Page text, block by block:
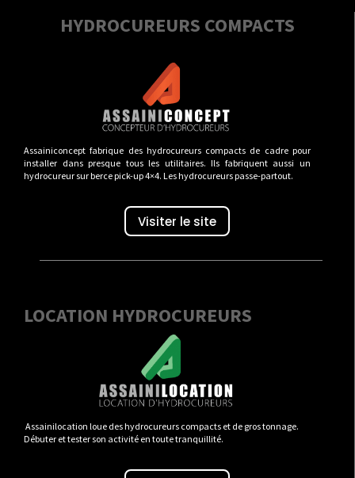
HYDROCUREURS COMPACTS
Assainiconcept fabrique des hydrocureurs compacts de cadre pour
installer dans presque tous les utilitaires. Ils fabriquent aussi un
hydrocureur sur berce pick-up 4×4. Les hydrocureurs passe-partout.
Visiter le site
LOCATION HYDROCUREURS
Assainilocation loue des hydrocureurs compacts et de gros tonnage.
Débuter et tester son activité en toute tranquillité.